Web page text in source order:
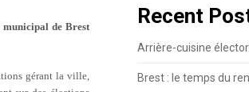
de Brest
gérant la ville,
Recent
Arrière-cuisine
Brest : le temps du